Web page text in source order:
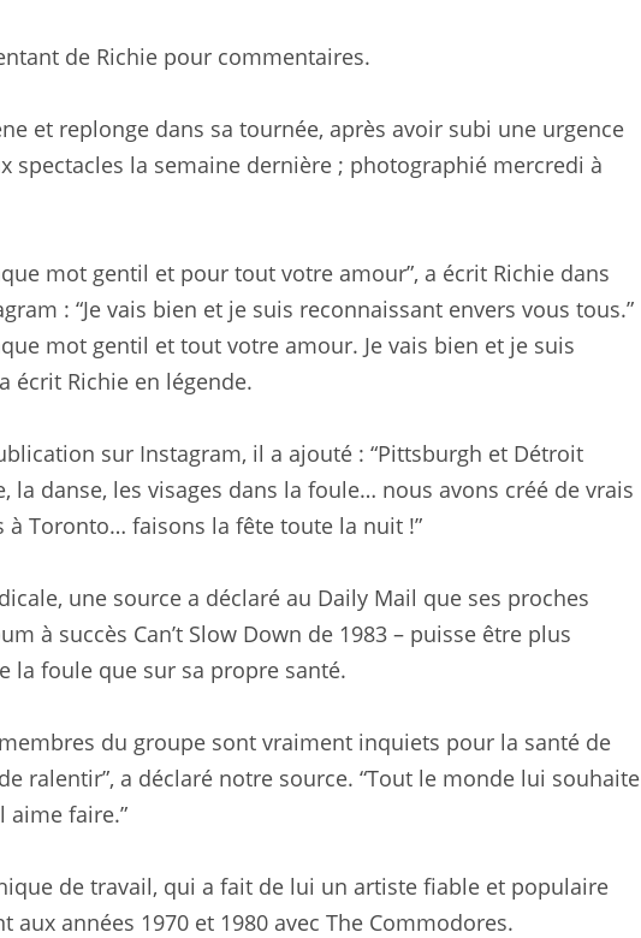
de Richie pour commentaires.
et replonge dans sa tournée, après avoir subi une urgence
spectacles la semaine dernière ; photographié mercredi à
mot gentil et pour tout votre amour”, a écrit Richie dans
: “Je vais bien et je suis reconnaissant envers vous tous.”
mot gentil et tout votre amour. Je vais bien et je suis
écrit Richie en légende.
sur Instagram, il a ajouté : “Pittsburgh et Détroit
la danse, les visages dans la foule… nous avons créé de vrais
à Toronto… faisons la fête toute la nuit !”
une source a déclaré au Daily Mail que ses proches
à succès Can’t Slow Down de 1983 – puisse être plus
la foule que sur sa propre santé.
du groupe sont vraiment inquiets pour la santé de
ralentir”, a déclaré notre source. “Tout le monde lui souhaite
aime faire.”
de travail, qui a fait de lui un artiste fiable et populaire
années 1970 et 1980 avec The Commodores.